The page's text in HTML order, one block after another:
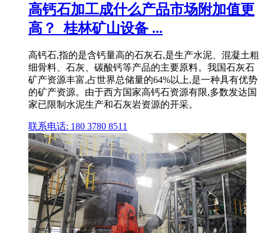
高钙石加工成什么产品市场附加值更
高？_桂林矿山设备 ...
高钙石,指的是含钙量高的石灰石,是生产水泥、混凝土粗
细骨料、石灰、碳酸钙等产品的主要原料。我国石灰石
矿产资源丰富,占世界总储量的64%以上,是一种具有优势
的矿产资源。由于西方国家高钙石资源有限,多数发达国
家已限制水泥生产和石灰岩资源的开采。
联系电话: 180 3780 8511